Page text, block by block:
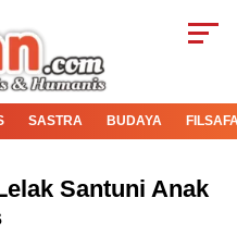
SASTRA BUDAYA
Santuni Anak